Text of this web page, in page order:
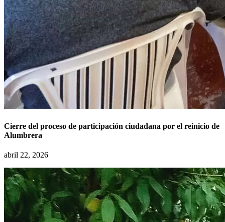
Cierre del proceso de participación ciudadana por el reinicio de
Alumbrera
abril 22, 2026